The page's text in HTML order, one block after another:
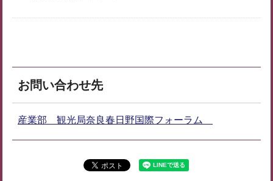
お問い合わせ先
産業部 観光局奈良春日野国際フォーラム